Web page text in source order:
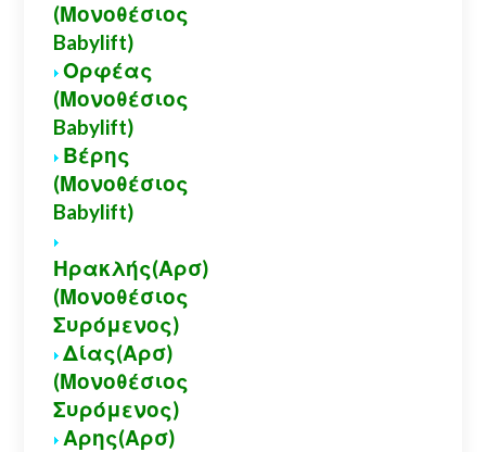
(Μονοθέσιος
Babylift)
Ορφέας
(Μονοθέσιος
Babylift)
Βέρης
(Μονοθέσιος
Babylift)
Ηρακλής(Αρσ)
(Μονοθέσιος
Συρόμενος)
Δίας(Αρσ)
(Μονοθέσιος
Συρόμενος)
Αρης(Αρσ)